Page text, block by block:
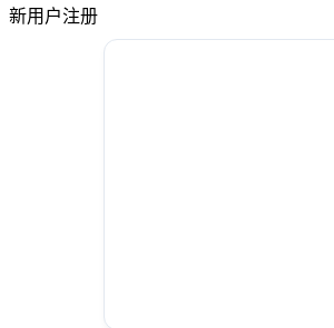
新用户注册